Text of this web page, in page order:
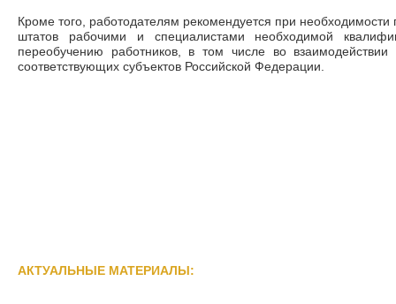
Кроме того, работодателям рекомендуется при
штатов рабочими и специалистами необходимой
переобучению работников, в том числе во
соответствующих субъектов Российской Федерации.
АКТУАЛЬНЫЕ МАТЕРИАЛЫ: